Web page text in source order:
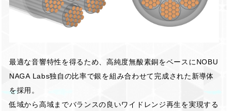
最適な音響特性を得るため、高純度無酸素銅をベースにNOBU
NAGA Labs独自の比率で銀を組み合わせて完成された新導体
を採用。
低域から高域までバランスの良いワイドレンジ再生を実現する